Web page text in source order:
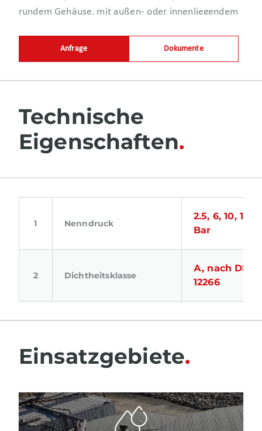
rundem Gehäuse, mit außen- oder innenliegendem
Gummikeil.Absperrschieber werden durch ein
Handrad oder einen elektrischen Antrieb betätigt.
Anfrage Dokumente
Technische
Eigenschaften
Nenndruck
2.5, 6, 10, 16,
Bar
Dichtheitsklasse
А, nach DIN
12266
Einsatzgebiete